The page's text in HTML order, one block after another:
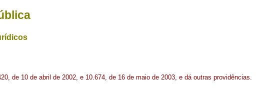
de 10 de abril de 2002, e 10.674, de 16 de maio de 2003, e dá outras providências.